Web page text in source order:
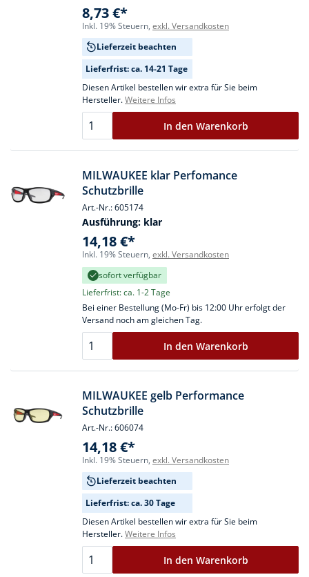
8,73 €*
Inkl. 19% Steuern, exkl. Versandkosten
Lieferzeit beachten
Lieferfrist: ca. 14-21 Tage
Diesen Artikel bestellen wir extra für Sie beim
Hersteller.Weitere Infos
In den Warenkorb
MILWAUKEE klar Perfomance
Schutzbrille
Art.-Nr.: 605174
Ausführung: klar
14,18 €*
Inkl. 19% Steuern, exkl. Versandkosten
sofort verfügbar
Lieferfrist: ca. 1-2 Tage
Bei einer Bestellung (Mo-Fr) bis 12:00 Uhr erfolgt der
Versand noch am gleichen Tag.
In den Warenkorb
MILWAUKEE gelb Performance
Schutzbrille
Art.-Nr.: 606074
14,18 €*
Inkl. 19% Steuern, exkl. Versandkosten
Lieferzeit beachten
Lieferfrist: ca. 30 Tage
Diesen Artikel bestellen wir extra für Sie beim
Hersteller.Weitere Infos
In den Warenkorb